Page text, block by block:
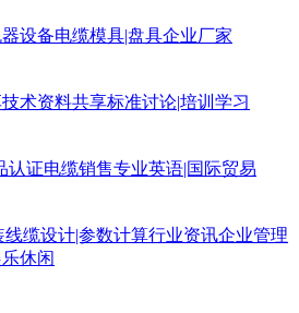
设备电缆模具|盘具企业厂家
技术资料共享标准讨论|培训学习
认证电缆销售专业英语|国际贸易
线缆设计|参数计算行业资讯企业管理
休闲